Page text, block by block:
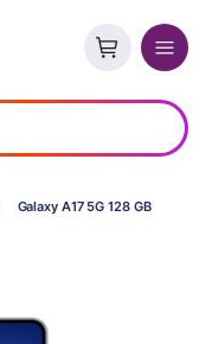
Galaxy A17 5G 128 GB